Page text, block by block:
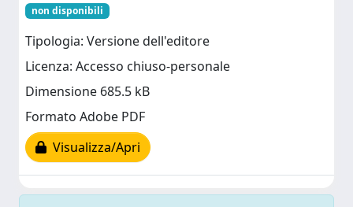
non disponibili
Tipologia: Versione dell'editore
Licenza: Accesso chiuso-personale
Dimensione 685.5 kB
Formato Adobe PDF
Visualizza/Apri